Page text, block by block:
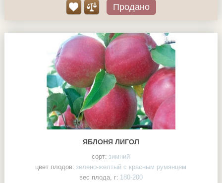
Продано
ЯБЛОНЯ ЛИГОЛ
сорт: зимний
цвет плодов: зелено-желтый с красным румянцем
вес плода, г: 180-200